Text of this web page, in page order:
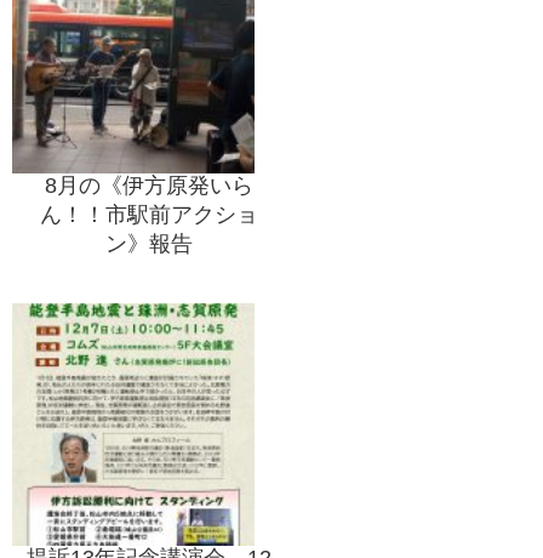
8月の《伊方原発いら
ん！！市駅前アクショ
ン》報告